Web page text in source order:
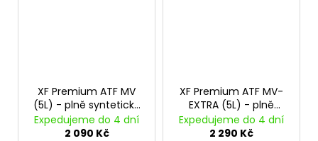
XF Premium ATF MV
(5L) - plně syntetická
kapalina pro
automatcké
Expedujeme do 4 dní
2 090 Kč
XF Premium ATF MV-
EXTRA (5L) - plně
syntetická kapalina
pro automatcké
Expedujeme do 4 dní
2 290 Kč